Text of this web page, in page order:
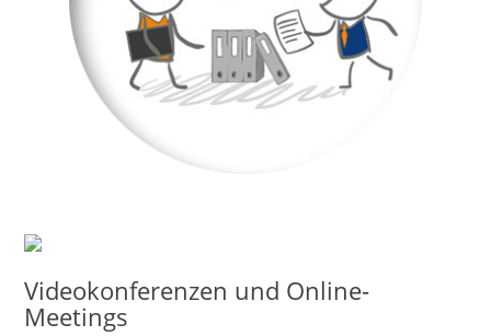
Videokonferenzen und Online-
Meetings